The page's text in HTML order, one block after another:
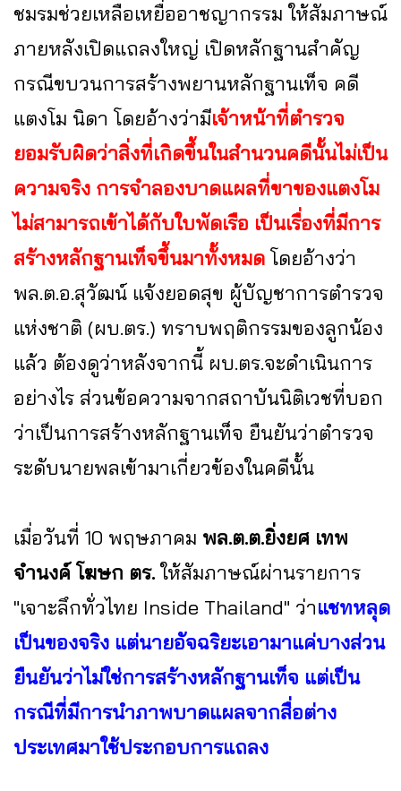
ชมรมช่วยเหลือเหยื่ออาชญากรรม ให้สัมภาษณ์
ภายหลังเปิดแถลงใหญ่ เปิดหลักฐานสำคัญ
กรณีขบวนการสร้างพยานหลักฐานเท็จ คดี
แตงโม นิดา โดยอ้างว่ามีเจ้าหน้าที่ตำรวจ
ยอมรับผิดว่าสิ่งที่เกิดขึ้นในสำนวนคดีนั้นไม่เป็น
ความจริง การจำลองบาดแผลที่ขาของแตงโม
ไม่สามารถเข้าได้กับใบพัดเรือ เป็นเรื่องที่มีการ
สร้างหลักฐานเท็จขึ้นมาทั้งหมด โดยอ้างว่า
พล.ต.อ.สุวัฒน์ แจ้งยอดสุข ผู้บัญชาการตำรวจ
แห่งชาติ (ผบ.ตร.) ทราบพฤติกรรมของลูกน้อง
แล้ว ต้องดูว่าหลังจากนี้ ผบ.ตร.จะดำเนินการ
อย่างไร ส่วนข้อความจากสถาบันนิติเวชที่บอก
ว่าเป็นการสร้างหลักฐานเท็จ ยืนยันว่าตำรวจ
ระดับนายพลเข้ามาเกี่ยวข้องในคดีนั้น
เมื่อวันที่ 10 พฤษภาคม พล.ต.ต.ยิ่งยศ เทพ
จำนงค์ โฆษก ตร. ให้สัมภาษณ์ผ่านรายการ
"เจาะลึกทั่วไทย Inside Thailand" ว่าแชทหลุด
เป็นของจริง แต่นายอัจฉริยะเอามาแค่บางส่วน
ยืนยันว่าไม่ใช่การสร้างหลักฐานเท็จ แต่เป็น
กรณีที่มีการนำภาพบาดแผลจากสื่อต่าง
ประเทศมาใช้ประกอบการแถลง